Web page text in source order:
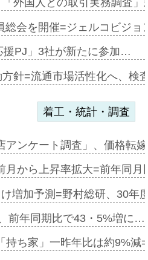
外国人との取引実務調査
総会を開催=ジェルコビジ
援PJ」3社が新たに参加…
針=流通市場活性化へ、検
着工・統計・調査
アンケート調査」、価格転
月から上昇率拡大=前年同
増加予測=野村総研、30年
前年同期比で43・5%増に…
持ち家」一昨年比は約9%